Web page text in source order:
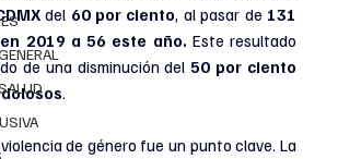
del 60 por ciento, al pasar de 131
2019 a 56 este año. Este resultado
de una disminución del 50 por ciento
.
de género fue un punto clave. La